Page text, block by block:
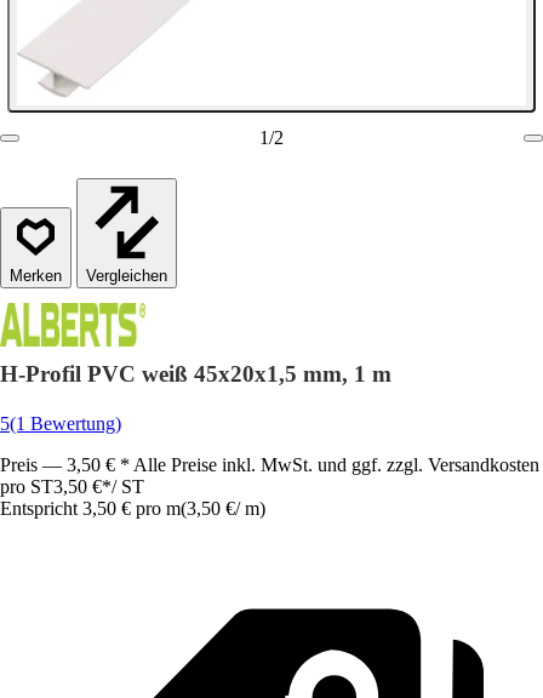
1/2
Vergleichen
H-Profil PVC weiß 45x20x1,5 mm, 1 m
5(1 Bewertung)
Preis — 3,50 € * Alle Preise inkl. MwSt. und ggf. zzgl. Versandkosten
pro ST3,50 €*/ ST
Entspricht 3,50 € pro m(3,50 €/ m)